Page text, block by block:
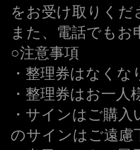
をお受け取りくだ
また、電話でもお
○注意事項
・整理券はなく
・整理券はお一
・サインはご購
のサインはご遠慮